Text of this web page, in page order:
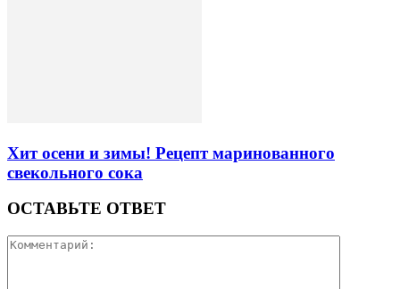
Хит осени и зимы! Рецепт маринованного
свекольного сока
ОСТАВЬТЕ ОТВЕТ